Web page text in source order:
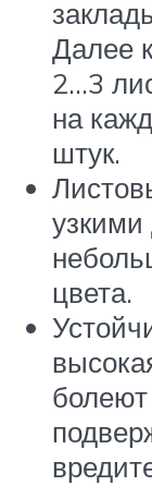
Далее
2…3
на
штук.
узкими
цвета.